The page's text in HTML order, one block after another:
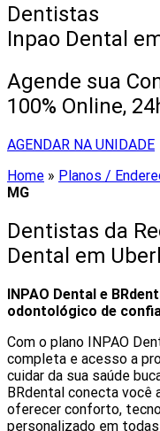
Dentistas
Inpao Dental
Agende sua
100% Online,
AGENDAR NA UNIDADE
Home » Planos /
MG
Dentistas da
Dental em
INPAO Dental e
odontológico de
Com o plano INPAO
completa e acesso a
cuidar da sua saúde
BRdental conecta você
oferecer conforto,
personalizado em